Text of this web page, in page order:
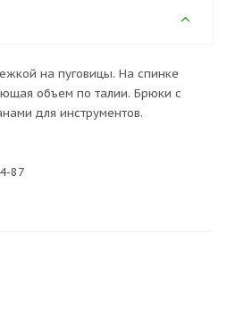
на пуговицы. На спинке
объем по талии. Брюки с
для инструментов.
87